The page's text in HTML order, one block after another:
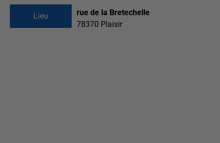
Lieu
rue de la Bretechelle
78370 Plaisir